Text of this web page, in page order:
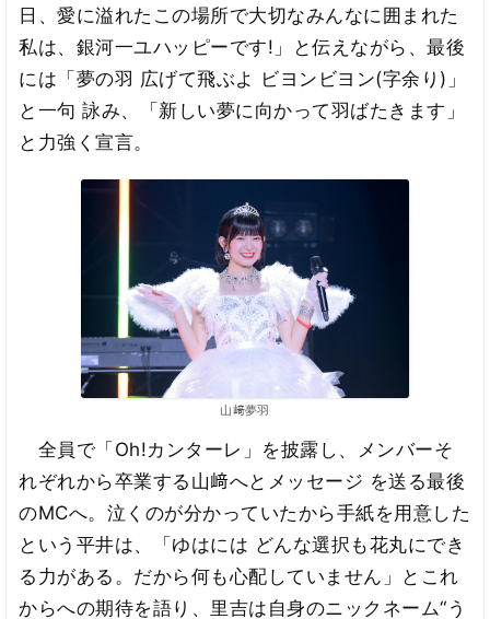
日、愛に溢れたこの場所で大切なみんなに囲まれた
私は、銀河一ユハッピーです!」と伝えながら、最後
には「夢の羽 広げて飛ぶよ ビヨンビヨン(字余り)」
と一句 詠み、「新しい夢に向かって羽ばたきます」
と力強く宣言。
山﨑夢羽
全員で「Oh!カンターレ」を披露し、メンバーそ
れぞれから卒業する山﨑へとメッセージ を送る最後
のMCへ。泣くのが分かっていたから手紙を用意した
という平井は、「ゆはには どんな選択も花丸にでき
る力がある。だから何も心配していません」とこれ
からへの期待を語り、里吉は自身のニックネーム“う